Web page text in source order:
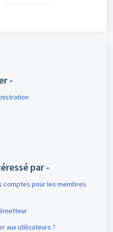
-
par -
comptes pour les membres
aux utilisateurs ?